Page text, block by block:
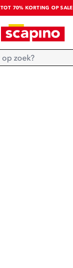
TOT 70% KORTING OP SALE
SALE: LAATSTE KANS!
SHOP NIEUW
Home